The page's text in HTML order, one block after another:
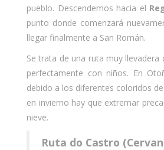
pueblo. Descendemos hacia el
punto donde comenzará
llegar finalmente a San Román.
Se trata de una ruta muy llevadera
perfectamente con niños. En
debido a los diferentes coloridos
en invierno hay que extremar
nieve.
Ruta do Castro